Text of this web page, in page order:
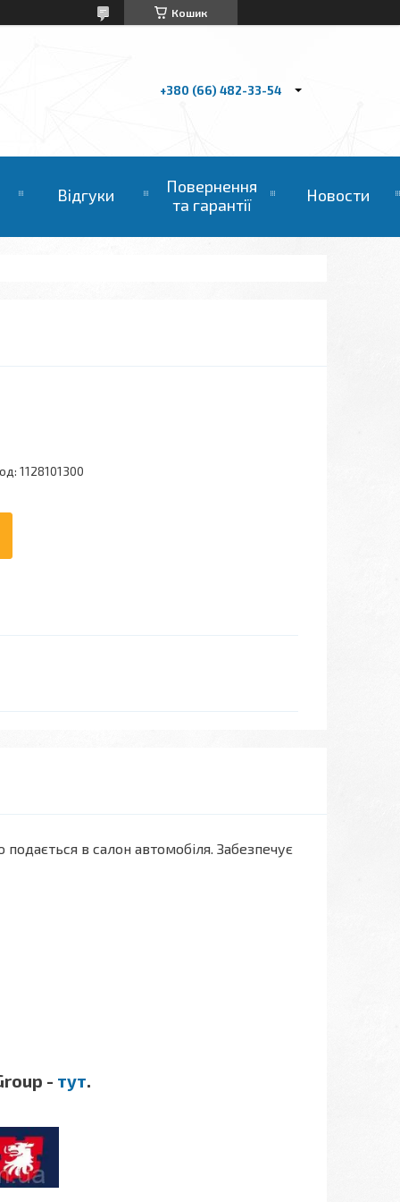
Кошик
+380 (66) 482-33-54
Відгуки
Повернення
та гарантії
Новости
1128101300
в салон автомобіля. Забезпечує
- тут.